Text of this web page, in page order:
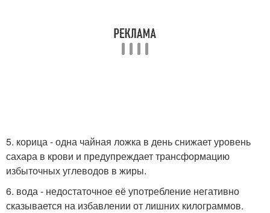
5. корица - одна чайная ложка в день снижает уровень
сахара в крови и предупреждает трансформацию
избыточных углеводов в жиры.
6. вода - недостаточное её употребление негативно
сказывается на избавлении от лишних килограммов.